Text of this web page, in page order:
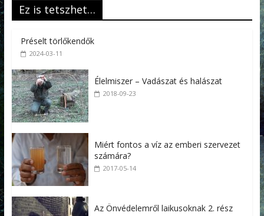
Ez is tetszhet…
Préselt törlőkendők
2024-03-11
Élelmiszer – Vadászat és halászat
2018-09-23
Miért fontos a víz az emberi szervezet
számára?
2017-05-14
Az Önvédelemről laikusoknak 2. rész